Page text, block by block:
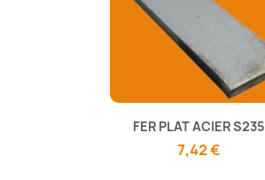
FER PLAT ACIER S235
7,42 €